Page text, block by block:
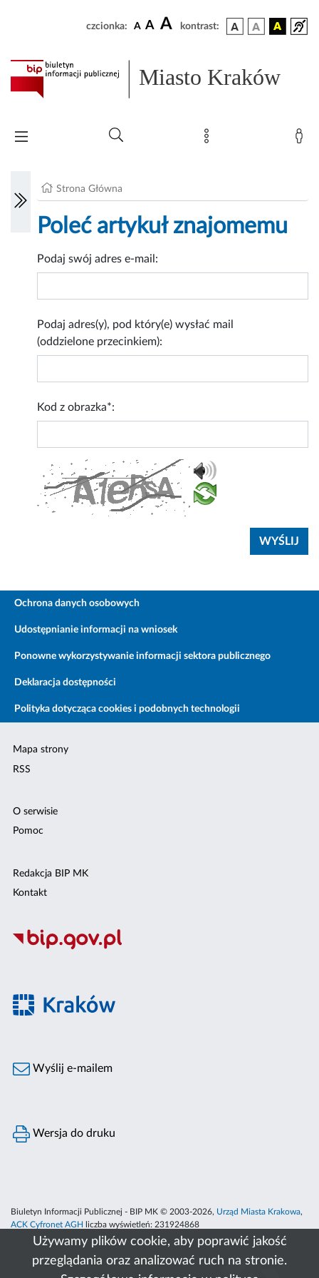
Używamy plików cookie, aby poprawić jakość
przeglądania oraz analizować ruch na stronie.
czcionka: A A A kontrast:
Miasto Kraków
Strona Główna
Poleć artykuł znajomemu
Podaj swój adres e-mail:
Podaj adres(y), pod który(e) wysłać mail
(oddzielone przecinkiem):
Kod z obrazka*:
Ochrona danych osobowych
Udostępnianie informacji na wniosek
Ponowne wykorzystywanie informacji sektora publicznego
Deklaracja dostępności
Polityka dotycząca cookies i podobnych technologii
Mapa strony
RSS
O serwisie
Pomoc
Redakcja BIP MK
Kontakt
Wyślij e-mailem
Wersja do druku
Biuletyn Informacji Publicznej - BIP MK © 2003-2026, Urząd Miasta Krakowa,
ACK Cyfronet AGH
liczba wyświetleń: 231924868